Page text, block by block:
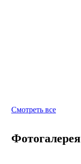
Смотреть все
Фотогалерея